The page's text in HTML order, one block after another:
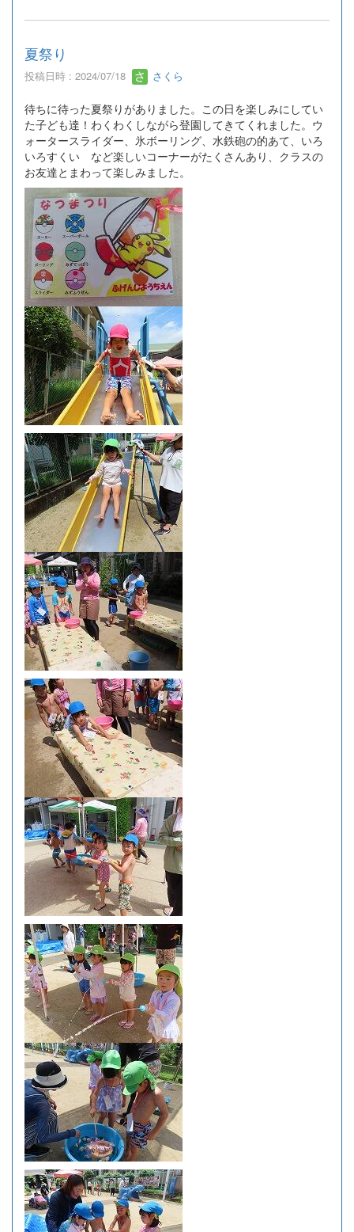
夏祭り
投稿日時 : 2024/07/18 さくら
待ちに待った夏祭りがありました。この日を楽しみにしてい
た子ども達！わくわくしながら登園してきてくれました。ウ
ォータースライダー、氷ボーリング、水鉄砲の的あて、いろ
いろすくい など楽しいコーナーがたくさんあり、クラスの
お友達とまわって楽しみました。